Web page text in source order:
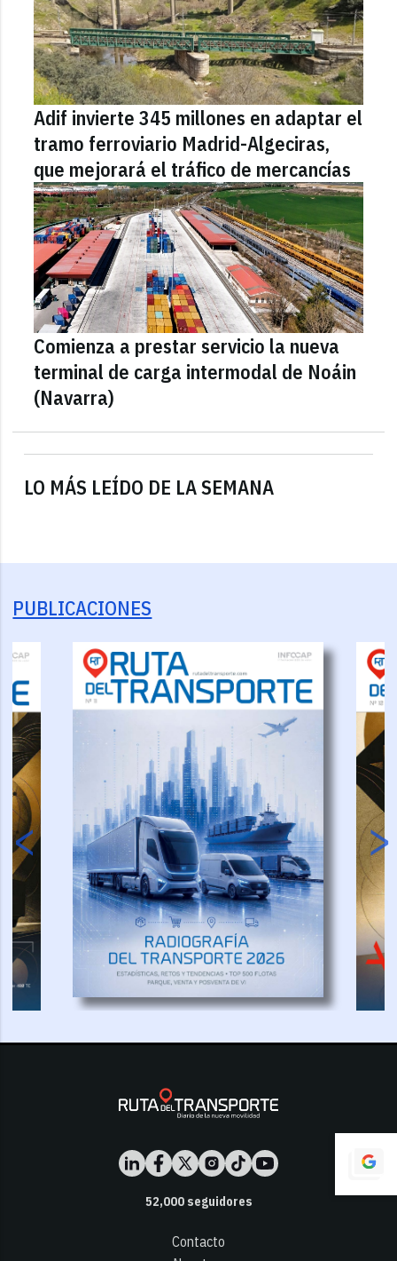
LO MÁS LEÍDO DE LA SEMANA
Adif invierte 345 millones en adaptar el
tramo ferroviario Madrid-Algeciras,
que mejorará el tráfico de mercancías
Comienza a prestar servicio la nueva
terminal de carga intermodal de Noáin
(Navarra)
PUBLICACIONES
52,000seguidores
Contacto